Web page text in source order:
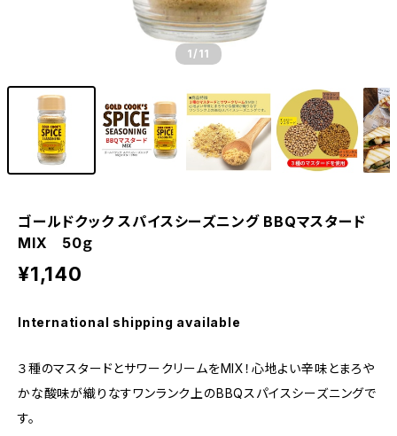
1 /11
ゴールドクック スパイスシーズニング BBQマスタード
MIX 50ｇ
¥1,140
International shipping available
３種のマスタードとサワークリームをMIX！心地よい辛味とまろや
かな酸味が織りなすワンランク上のBBQスパイスシーズニングで
す。